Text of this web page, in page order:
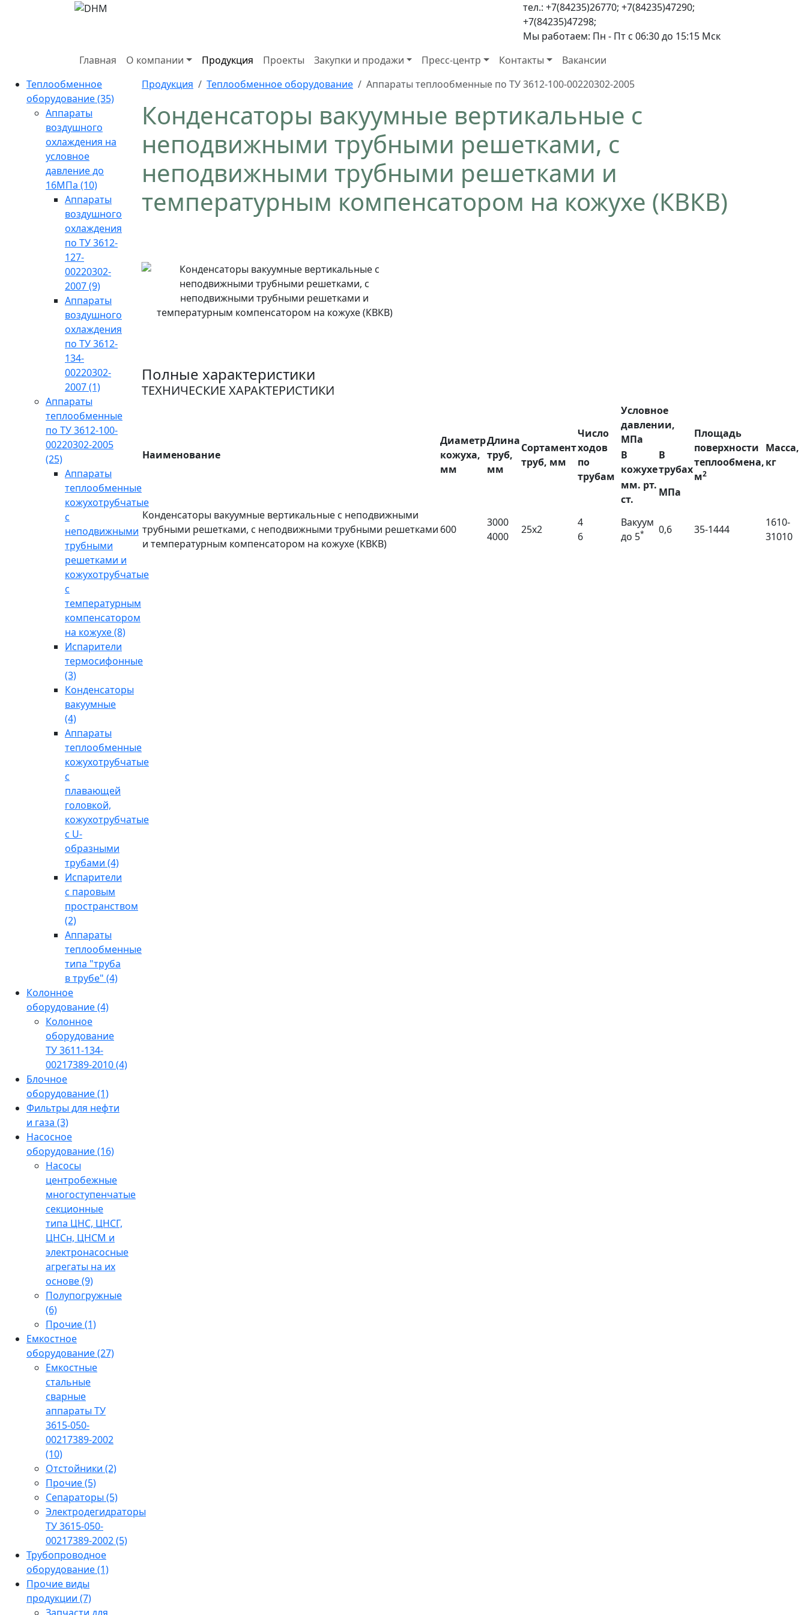
тел.: +7(84235)26770; +7(84235)47290;
+7(84235)47298;
Мы работаем: Пн - Пт с 06:30 до 15:15 Мск
Главная
О компании Продукция Проекты Закупки и продажи Пресс-центр Контакты
Вакансии
Теплообменное
оборудование(35)
Аппараты
воздушного
охлаждения на
условное
давление до
16МПа (10)
Аппараты
воздушного
охлаждения
по ТУ 3612-
127-
00220302-
2007(9)
Аппараты
воздушного
охлаждения
по ТУ 3612-
134-
00220302-
2007(1)
Аппараты
теплообменные
по ТУ 3612-100-
00220302-2005
(25)
Аппараты
теплообменные
кожухотрубчатые
с
неподвижными
трубными
решетками и
кожухотрубчатые
с
температурным
компенсатором
на кожухе(8)
Испарители
термосифонные
(3)
Конденсаторы
вакуумные
(4)
Аппараты
теплообменные
кожухотрубчатые
с
плавающей
головкой,
кожухотрубчатые
с U-
образными
трубами (4)
Испарители
с паровым
пространством
(2)
Аппараты
теплообменные
типа "труба
в трубе" (4)
Колонное
оборудование(4)
Колонное
оборудование
ТУ 3611-134-
00217389-2010(4)
Блочное
оборудование(1)
Фильтры для нефти
и газа (3)
Насосное
оборудование(16)
Насосы
центробежные
многоступенчатые
секционные
типа ЦНС, ЦНСГ,
ЦНСн, ЦНСМ и
электронасосные
агрегаты на их
основе(9)
Полупогружные
(6)
Прочие(1)
Емкостное
оборудование(27)
Емкостные
стальные
сварные
аппараты ТУ
3615-050-
00217389-2002
(10)
Отстойники (2)
Прочие(5)
Сепараторы (5)
Электродегидраторы
ТУ 3615-050-
00217389-2002(5)
Трубопроводное
оборудование(1)
Прочие виды
продукции (7)
Продукция Теплообменное оборудование Аппараты теплообменные по ТУ 3612-100-00220302-2005
Конденсаторы вакуумные вертикальные с
неподвижными трубными решетками, с
неподвижными трубными решетками и
температурным компенсатором на кожухе (КВКВ)
Полные характеристики
ТЕХНИЧЕСКИЕ ХАРАКТЕРИСТИКИ
Наименование
Диаметр
кожуха,
мм
Длина
труб,
мм
Сортамент
труб, мм
Число
ходов
по
трубам
Условное
давлении,
МПа
Площадь
поверхности
теплообмена,
м2
Масса,
кг
В
кожухе
В
трубах
мм. рт.
ст.
МПа
Конденсаторы вакуумные вертикальные с неподвижными
трубными решетками, с неподвижными трубными решетками
и температурным компенсатором на кожухе (КВКВ)
600
3000
4000
25х2
4
6
Вакуум
до 5* 0,6 35-1444
1610-
31010